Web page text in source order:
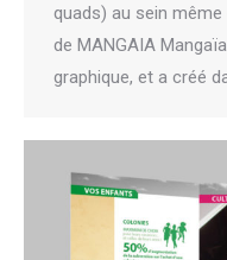
quads) au sein
de MANGAIA
graphique, et a créé